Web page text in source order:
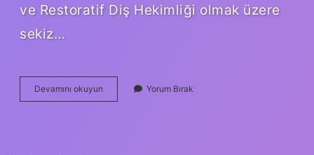
ve Restoratif Diş Hekimliği olmak üzere
sekiz…
Devamını okuyun
Hekimliği
Yorum Bırak